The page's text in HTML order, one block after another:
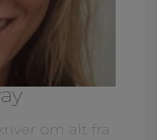
om alt fra